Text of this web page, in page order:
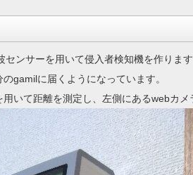
センサーを用いて侵入者検知機を作りま
gamilに届くようになっています。
いて距離を測定し、左側にあるwebカ